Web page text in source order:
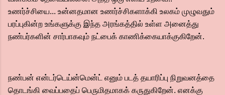
உணர்ச்சியை... உன்னதமான உணர்ச்சிகளாக்கி உலகம் முழுவதும்
பரப்புகின்ற உங்களுக்கு இந்த அரங்கத்தில் உள்ள அனைத்து
நண்பர்களின் சார்பாகவும் நட்பைக் காணிக்கையாக்குகிறேன்.
நண்பன் என்டர்டெய்ன்மென்ட் எனும் படத் தயாரிப்பு நிறுவனத்தை
தொடங்கி வைப்பதைப் பெருமிதமாகக் கருதுகிறேன். எனக்கு